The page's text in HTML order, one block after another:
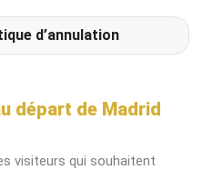
d’annulation
départ de Madrid
visiteurs qui souhaitent